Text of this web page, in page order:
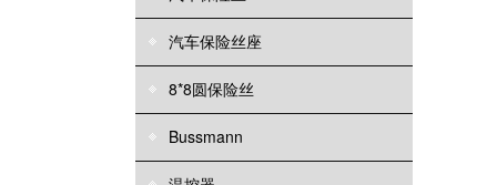
汽车保险丝座
8*8圆保险丝
Bussmann